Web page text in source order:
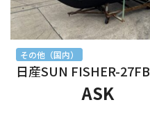
2025年7月
2025年6月
2025年5月
その他（国内）
日産SUN FISHER-27FB
ASK